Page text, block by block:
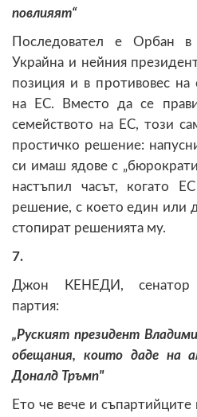
повлияят“
Последовател е Орбан
Украйна и нейния
позиция и в противовес на
на ЕС. Вместо да се
семейството на ЕС, този
простичко решение:
си имаш ядове с
настъпил часът, когато
решение, с което един или
стопират решенията му.
7.
Джон КЕНЕДИ, сенатор
партия:
„Руският президент
обещания, които даде на
Доналд Тръмп"
Ето че вече и